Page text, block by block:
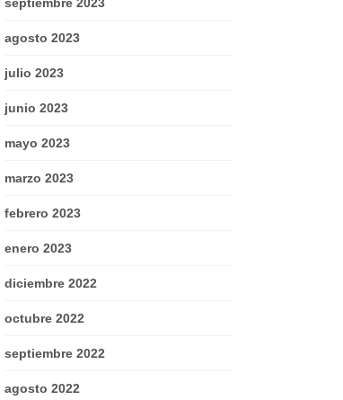
agosto 2023
julio 2023
junio 2023
mayo 2023
marzo 2023
febrero 2023
enero 2023
diciembre 2022
octubre 2022
septiembre 2022
agosto 2022